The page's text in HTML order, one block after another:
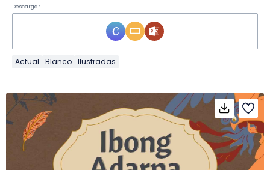
Descargar
Actual Blanco Ilustradas